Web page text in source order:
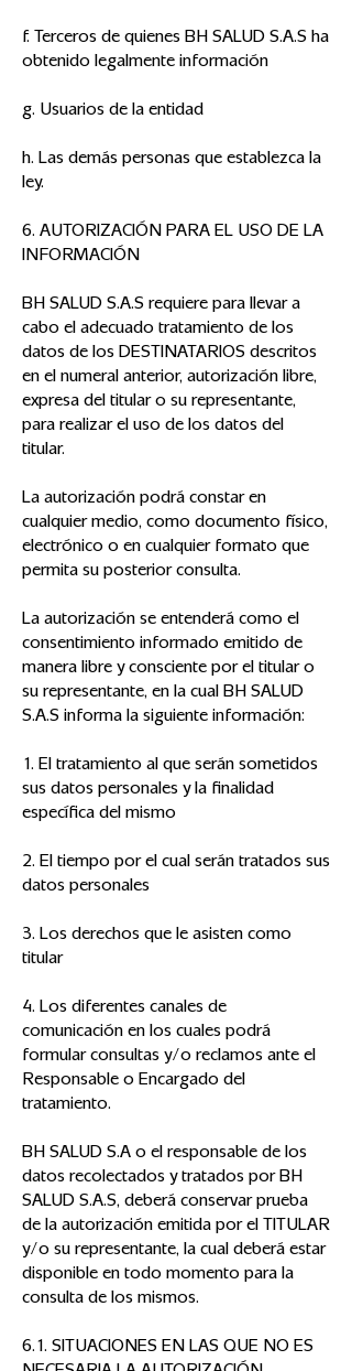
f. Terceros de quienes BH SALUD S.A.S ha
obtenido legalmente información
g. Usuarios de la entidad
h. Las demás personas que establezca la
ley.
6. AUTORIZACIÓN PARA EL USO DE LA
INFORMACIÓN
BH SALUD S.A.S requiere para llevar a
cabo el adecuado tratamiento de los
datos de los DESTINATARIOS descritos
en el numeral anterior, autorización libre,
expresa del titular o su representante,
para realizar el uso de los datos del
titular.
La autorización podrá constar en
cualquier medio, como documento físico,
electrónico o en cualquier formato que
permita su posterior consulta.
La autorización se entenderá como el
consentimiento informado emitido de
manera libre y consciente por el titular o
su representante, en la cual BH SALUD
S.A.S informa la siguiente información:
1. El tratamiento al que serán sometidos
sus datos personales y la finalidad
específica del mismo
2. El tiempo por el cual serán tratados sus
datos personales
3. Los derechos que le asisten como
titular
4. Los diferentes canales de
comunicación en los cuales podrá
formular consultas y/o reclamos ante el
Responsable o Encargado del
tratamiento.
BH SALUD S.A o el responsable de los
datos recolectados y tratados por BH
SALUD S.A.S, deberá conservar prueba
de la autorización emitida por el TITULAR
y/o su representante, la cual deberá estar
disponible en todo momento para la
consulta de los mismos.
6.1. SITUACIONES EN LAS QUE NO ES